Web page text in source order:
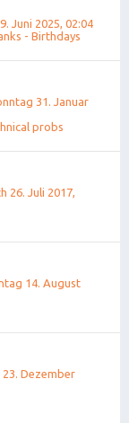
Juni 2025, 02:04
- Birthdays
31. Januar
probs
26. Juli 2017,
14. August
Dezember